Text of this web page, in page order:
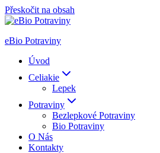
Přeskočit na obsah
eBio Potraviny
Úvod
Celiakie
Lepek
Potraviny
Bezlepkové Potraviny
Bio Potraviny
O Nás
Kontakty